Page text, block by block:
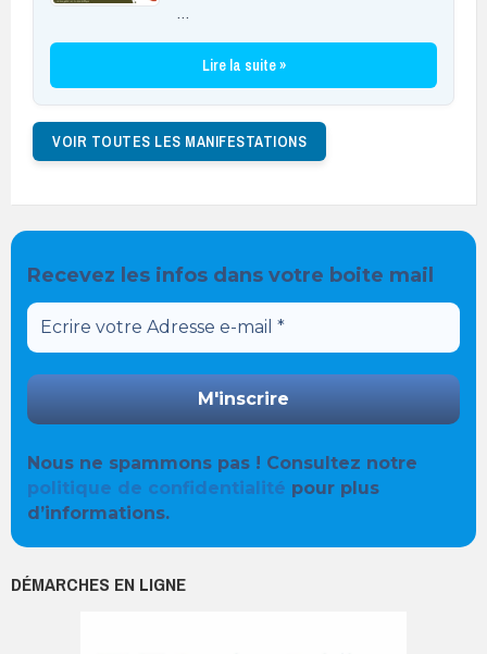
…
Lire la suite »
VOIR TOUTES LES MANIFESTATIONS
Recevez les infos dans votre boite mail
Nous ne spammons pas ! Consultez notre
politique de confidentialité pour plus
d’informations.
DÉMARCHES EN LIGNE